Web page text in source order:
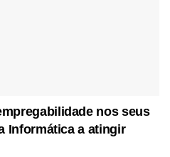
nos seus
Informática a atingir